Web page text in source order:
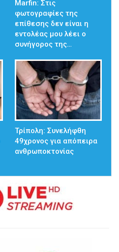
Marfin: Στις
φωτογραφίες της
επίθεσης δεν είναι η
εντολέας μου λέει ο
συνήγορος της…
Τρίπολη: Συνελήφθη
49χρονος για απόπειρα
ανθρωποκτονίας